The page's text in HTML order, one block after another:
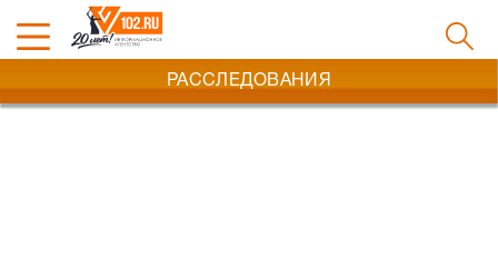
РАССЛЕДОВАНИЯ